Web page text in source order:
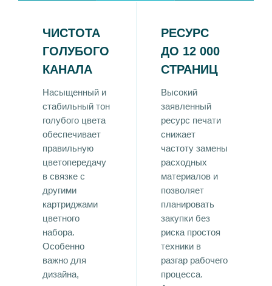
ЧИСТОТА
ГОЛУБОГО
КАНАЛА
Насыщенный и
стабильный тон
голубого цвета
обеспечивает
правильную
цветопередачу
в связке с
другими
картриджами
цветного
набора.
Особенно
важно для
дизайна,
РЕСУРС
ДО 12 000
СТРАНИЦ
Высокий
заявленный
ресурс печати
снижает
частоту замены
расходных
материалов и
позволяет
планировать
закупки без
риска простоя
техники в
разгар рабочего
процесса.